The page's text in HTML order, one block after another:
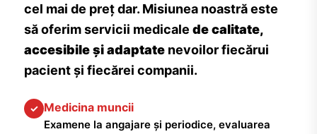
cel mai de preț dar. Misiunea noastră este
să oferim servicii medicale de calitate,
accesibile și adaptate nevoilor fiecărui
pacient și fiecărei companii.
✓ Medicina muncii
Examene la angajare și periodice, evaluarea